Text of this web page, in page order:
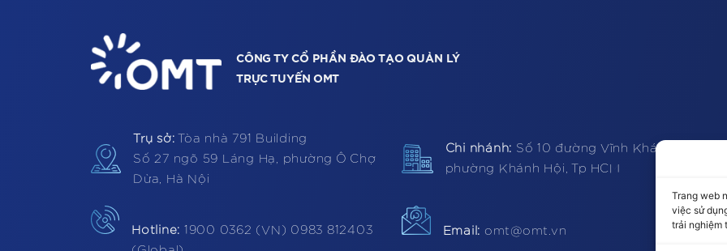
Trang web
việc sử
trải nghiệm
CÔNG TY CỔ PHẦN ĐÀO TẠO QUẢN LÝ
TRỰC TUYẾN OMT
Trụ sở: Tòa nhà 791 Building
Số 27 ngõ 59 Láng Hạ, phường Ô Chợ
Dừa, Hà Nội
Chi nhánh: Số 10 đường Vĩnh Khánh,
phường Khánh Hội, Tp HCM
Hotline: 1900 0362 (VN) 0983 812403
Email: omt@omt.vn